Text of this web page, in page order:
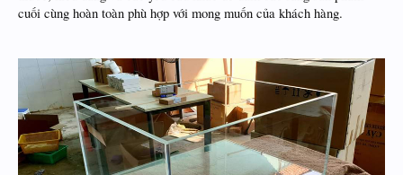
cuối cùng hoàn toàn phù hợp với mong muốn của khách hàng.